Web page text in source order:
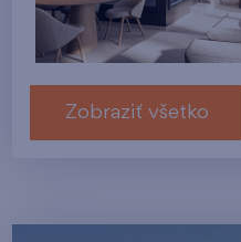
Zobraziť všetko